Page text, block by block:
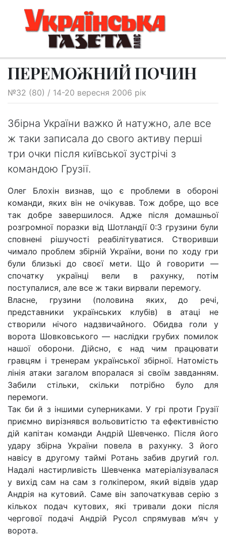
ПЕРЕМОЖНИЙ ПОЧИН
№32 (80) / 14-20 вересня 2006 рік
Збірна України важко й натужно, але все
ж таки записала до свого активу перші
три очки після київської зустрічі з
командою Грузії.
Олег Блохін визнав, що є проблеми в обороні
команди, яких він не очікував. Тож добре, що все
так добре завершилося. Адже після домашньої
розгромної поразки від Шотландії 0:3 грузини були
сповнені рішучості реабілітуватися. Створивши
чимало проблем збірній України, вони по ходу гри
були близькі до своєї мети. Що й говорити —
спочатку українці вели в рахунку, потім
поступалися, але все ж таки вирвали перемогу.
Власне, грузини (половина яких, до речі,
представники українських клубів) в атаці не
створили нічого надзвичайного. Обидва голи у
ворота Шовковського — наслідки грубих помилок
нашої оборони. Дійсно, є над чим працювати
гравцям і тренерам української збірної. Натомість
лінія атаки загалом впоралася зі своїм завданням.
Забили стільки, скільки потрібно було для
перемоги.
Так би й з іншими суперниками. У грі проти Грузії
приємно вирізнявся вольовитістю та ефективністю
дій капітан команди Андрій Шевченко. Після його
удару збірна України повела в рахунку. З його
навісу в другому таймі Ротань забив другий гол.
Надалі настирливість Шевченка матеріалізувалася
у вихід сам на сам з голкіпером, який відвів удар
Андрія на кутовий. Саме він започаткував серію з
кількох подач кутових, які тривали доки після
чергової подачі Андрій Русол спрямував м’яч у
ворота.